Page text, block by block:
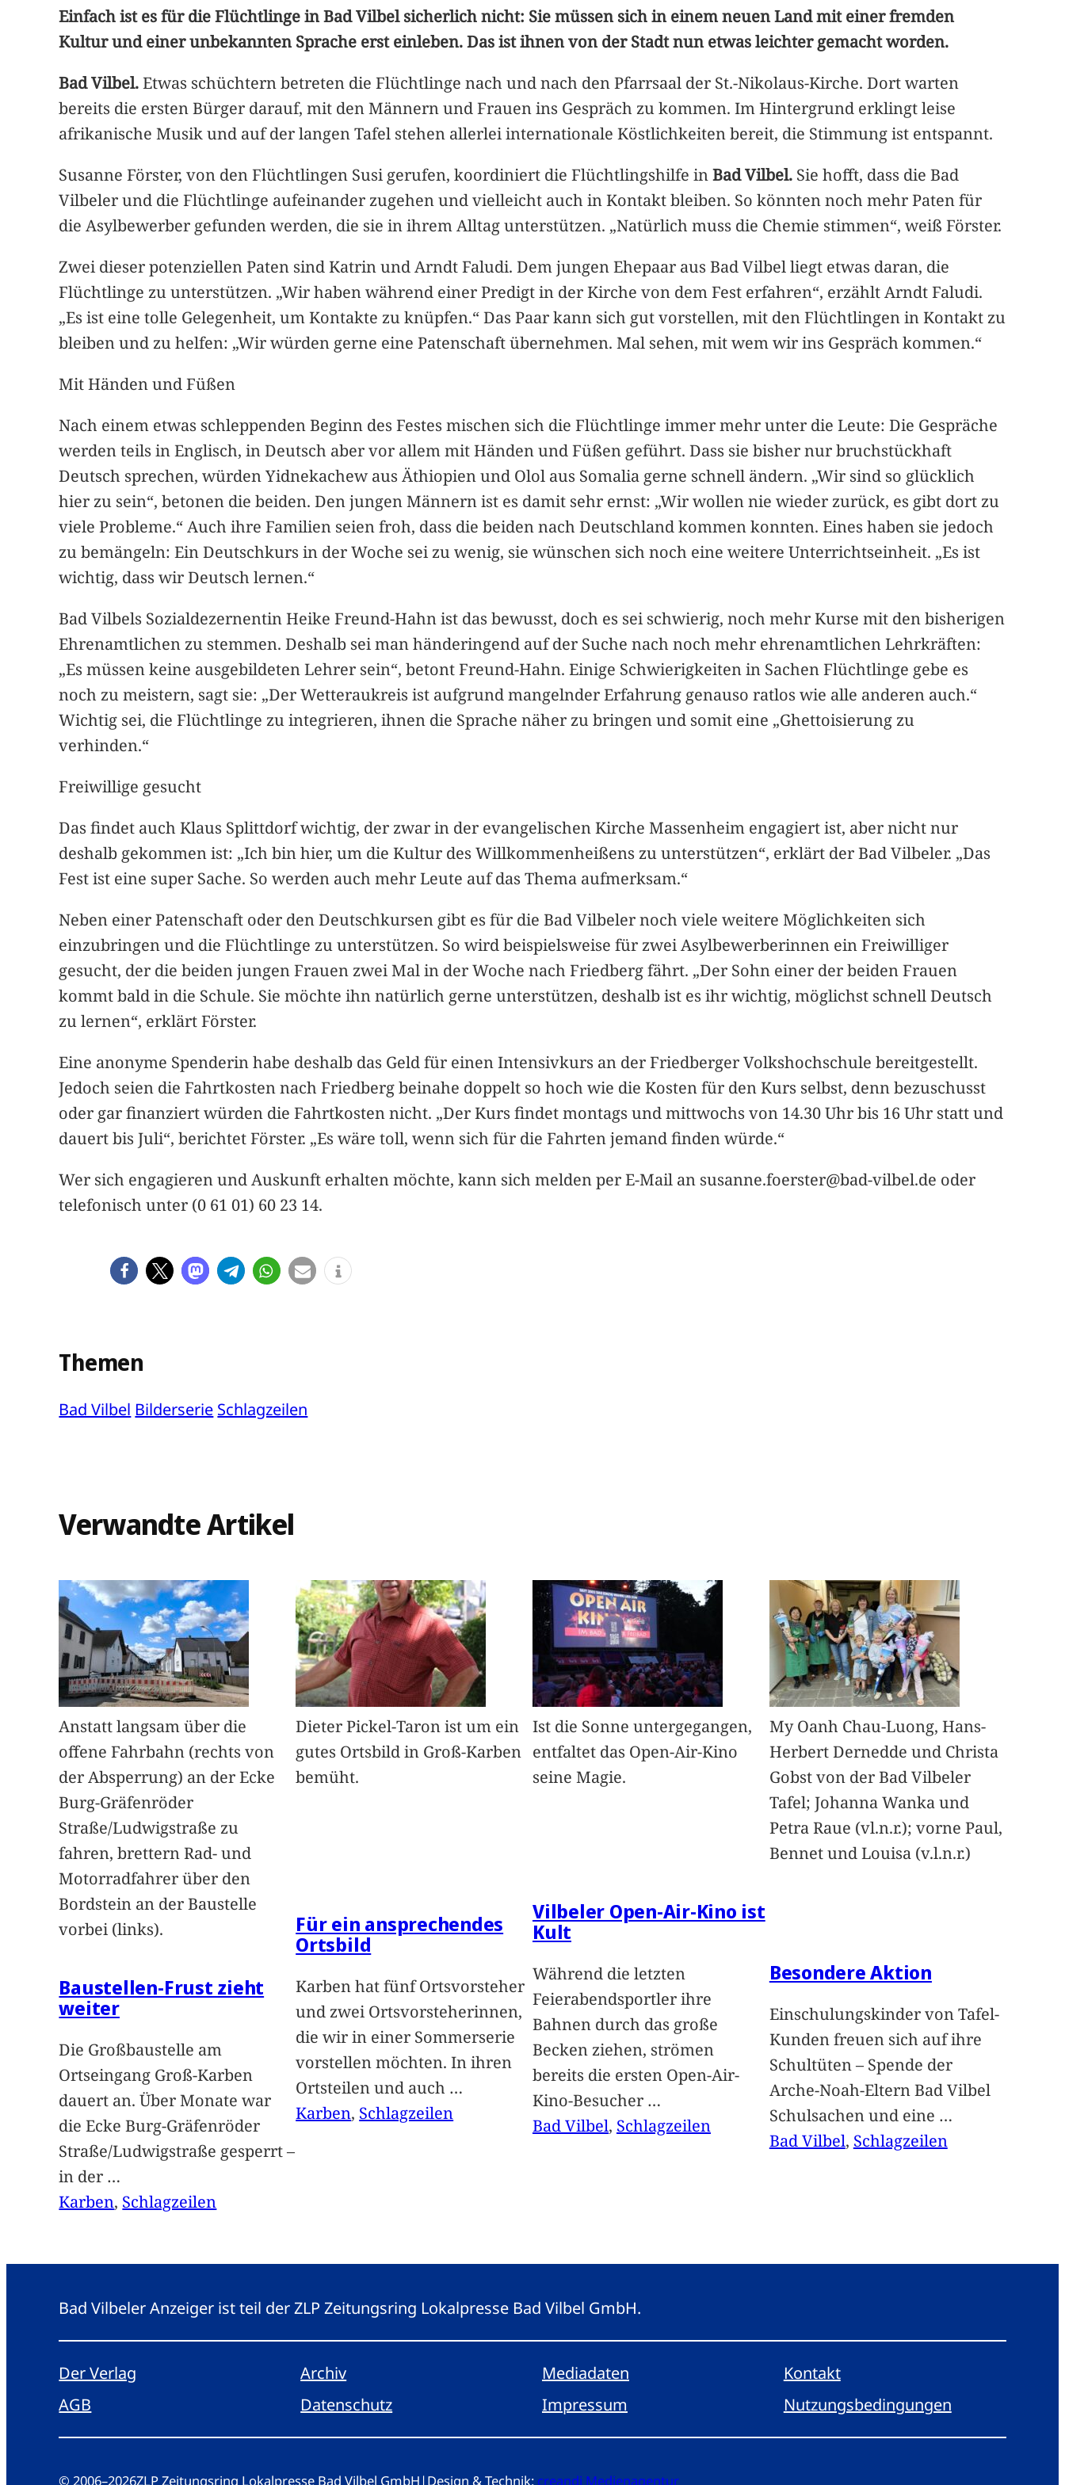
Einfach ist es für die Flüchtlinge in Bad Vilbel sicherlich nicht: Sie müssen sich in einem neuen Land mit einer fremden
Kultur und einer unbekannten Sprache erst einleben. Das ist ihnen von der Stadt nun etwas leichter gemacht worden.
Bad Vilbel.Etwas schüchtern betreten die Flüchtlinge nach und nach den Pfarrsaal der St.-Nikolaus-Kirche. Dort warten
bereits die ersten Bürger darauf, mit den Männern und Frauen ins Gespräch zu kommen. Im Hintergrund erklingt leise
afrikanische Musik und auf der langen Tafel stehen allerlei internationale Köstlichkeiten bereit, die Stimmung ist entspannt.
Susanne Förster, von den Flüchtlingen Susi gerufen, koordiniert die Flüchtlingshilfe inBad Vilbel. Sie hofft, dass die Bad
Vilbeler und die Flüchtlinge aufeinander zugehen und vielleicht auch in Kontakt bleiben. So könnten noch mehr Paten für
die Asylbewerber gefunden werden, die sie in ihrem Alltag unterstützen. „Natürlich muss die Chemie stimmen“, weiß Förster.
Zwei dieser potenziellen Paten sind Katrin und Arndt Faludi. Dem jungen Ehepaar aus Bad Vilbel liegt etwas daran, die
Flüchtlinge zu unterstützen. „Wir haben während einer Predigt in der Kirche von dem Fest erfahren“, erzählt Arndt Faludi.
„Es ist eine tolle Gelegenheit, um Kontakte zu knüpfen.“ Das Paar kann sich gut vorstellen, mit den Flüchtlingen in Kontakt zu
bleiben und zu helfen: „Wir würden gerne eine Patenschaft übernehmen. Mal sehen, mit wem wir ins Gespräch kommen.“
Mit Händen und Füßen
Nach einem etwas schleppenden Beginn des Festes mischen sich die Flüchtlinge immer mehr unter die Leute: Die Gespräche
werden teils in Englisch, in Deutsch aber vor allem mit Händen und Füßen geführt. Dass sie bisher nur bruchstückhaft
Deutsch sprechen, würden Yidnekachew aus Äthiopien und Olol aus Somalia gerne schnell ändern. „Wir sind so glücklich
hier zu sein“, betonen die beiden. Den jungen Männern ist es damit sehr ernst: „Wir wollen nie wieder zurück, es gibt dort zu
viele Probleme.“ Auch ihre Familien seien froh, dass die beiden nach Deutschland kommen konnten. Eines haben sie jedoch
zu bemängeln: Ein Deutschkurs in der Woche sei zu wenig, sie wünschen sich noch eine weitere Unterrichtseinheit. „Es ist
wichtig, dass wir Deutsch lernen.“
Bad Vilbels Sozialdezernentin Heike Freund-Hahn ist das bewusst, doch es sei schwierig, noch mehr Kurse mit den bisherigen
Ehrenamtlichen zu stemmen. Deshalb sei man händeringend auf der Suche nach noch mehr ehrenamtlichen Lehrkräften:
„Es müssen keine ausgebildeten Lehrer sein“, betont Freund-Hahn. Einige Schwierigkeiten in Sachen Flüchtlinge gebe es
noch zu meistern, sagt sie: „Der Wetteraukreis ist aufgrund mangelnder Erfahrung genauso ratlos wie alle anderen auch.“
Wichtig sei, die Flüchtlinge zu integrieren, ihnen die Sprache näher zu bringen und somit eine „Ghettoisierung zu
verhinden.“
Freiwillige gesucht
Das findet auch Klaus Splittdorf wichtig, der zwar in der evangelischen Kirche Massenheim engagiert ist, aber nicht nur
deshalb gekommen ist: „Ich bin hier, um die Kultur des Willkommenheißens zu unterstützen“, erklärt der Bad Vilbeler. „Das
Fest ist eine super Sache. So werden auch mehr Leute auf das Thema aufmerksam.“
Neben einer Patenschaft oder den Deutschkursen gibt es für die Bad Vilbeler noch viele weitere Möglichkeiten sich
einzubringen und die Flüchtlinge zu unterstützen. So wird beispielsweise für zwei Asylbewerberinnen ein Freiwilliger
gesucht, der die beiden jungen Frauen zwei Mal in der Woche nach Friedberg fährt. „Der Sohn einer der beiden Frauen
kommt bald in die Schule. Sie möchte ihn natürlich gerne unterstützen, deshalb ist es ihr wichtig, möglichst schnell Deutsch
zu lernen“, erklärt Förster.
Eine anonyme Spenderin habe deshalb das Geld für einen Intensivkurs an der Friedberger Volkshochschule bereitgestellt.
Jedoch seien die Fahrtkosten nach Friedberg beinahe doppelt so hoch wie die Kosten für den Kurs selbst, denn bezuschusst
oder gar finanziert würden die Fahrtkosten nicht. „Der Kurs findet montags und mittwochs von 14.30 Uhr bis 16 Uhr statt und
dauert bis Juli“, berichtet Förster. „Es wäre toll, wenn sich für die Fahrten jemand finden würde.“
Wer sich engagieren und Auskunft erhalten möchte, kann sich melden per E-Mail an susanne.foerster@bad-vilbel.de oder
telefonisch unter (0 61 01) 60 23 14.
Themen
Bad Vilbel Bilderserie Schlagzeilen
Verwandte Artikel
Anstatt langsam über die
offene Fahrbahn (rechts von
der Absperrung) an der Ecke
Burg-Gräfenröder
Straße/Ludwigstraße zu
fahren, brettern Rad- und
Motorradfahrer über den
Bordstein an der Baustelle
vorbei (links).
Baustellen-Frust zieht
weiter
Die Großbaustelle am
Ortseingang Groß-Karben
dauert an. Über Monate war
die Ecke Burg-Gräfenröder
Straße/Ludwigstraße gesperrt –
in der …
Karben, Schlagzeilen
Dieter Pickel-Taron ist um ein
gutes Ortsbild in Groß-Karben
bemüht.
Für ein ansprechendes
Ortsbild
Karben hat fünf Ortsvorsteher
und zwei Ortsvorsteherinnen,
die wir in einer Sommerserie
vorstellen möchten. In ihren
Ortsteilen und auch …
Karben, Schlagzeilen
Ist die Sonne untergegangen,
entfaltet das Open-Air-Kino
seine Magie.
Vilbeler Open-Air-Kino ist
Kult
Während die letzten
Feierabendsportler ihre
Bahnen durch das große
Becken ziehen, strömen
bereits die ersten Open-Air-
Kino-Besucher …
Bad Vilbel, Schlagzeilen
My Oanh Chau-Luong, Hans-
Herbert Dernedde und Christa
Gobst von der Bad Vilbeler
Tafel; Johanna Wanka und
Petra Raue (vl.n.r.); vorne Paul,
Bennet und Louisa (v.l.n.r.)
Besondere Aktion
Einschulungskinder von Tafel-
Kunden freuen sich auf ihre
Schultüten – Spende der
Arche-Noah-Eltern Bad Vilbel
Schulsachen und eine …
Bad Vilbel, Schlagzeilen
Bad Vilbeler Anzeiger ist teil der ZLP Zeitungsring Lokalpresse Bad Vilbel GmbH.
Der Verlag Archiv Mediadaten
Kontakt
AGB
Datenschutz Impressum Nutzungsbedingungen
© 2006–2026ZLP Zeitungsring Lokalpresse Bad Vilbel GmbH |Design & Technik: creandi Medienagentur